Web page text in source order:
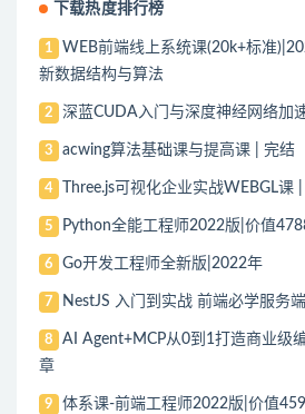
下载热度排行榜
1
WEB前端线上系统课(20k+标准
新数据结构与算法
2 深蓝CUDA入门与深度神经网络加
3 acwing算法基础课与提高课 | 完结
4 Three.js可视化企业实战WEBGL课
5 Python全能工程师2022版|价值
6 Go开发工程师全新版|2022年
7 NestJS 入门到实战 前端必学服务
8
AI Agent+MCP从0到1打造商业级
章
9 体系课-前端工程师2022版|价值